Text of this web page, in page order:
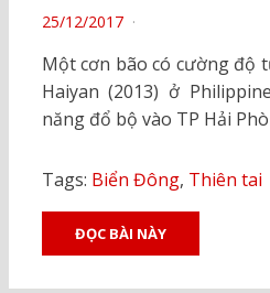
POSTED
25/12/2017
Một cơn bão có cường độ
Haiyan (2013) ở
năng đổ bộ vào TP Hải
Tags: Biển Đông, Thiên tai
ĐỌC BÀI NÀY